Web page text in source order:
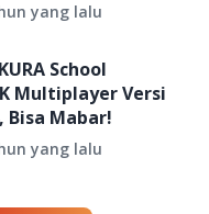
yang lalu
School
Multiplayer Versi
Bisa Mabar!
yang lalu